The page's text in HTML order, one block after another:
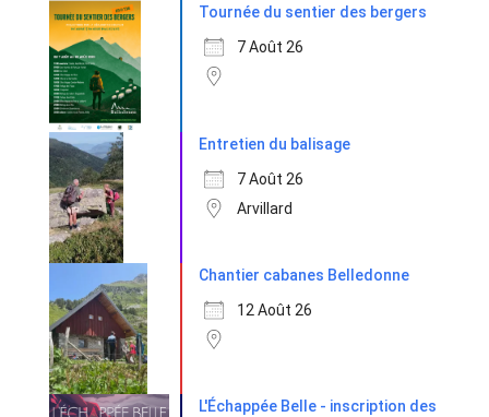
Tournée du sentier des bergers
7 Août 26
Entretien du balisage
7 Août 26
Arvillard
Chantier cabanes Belledonne
12 Août 26
L'Échappée Belle - inscription des